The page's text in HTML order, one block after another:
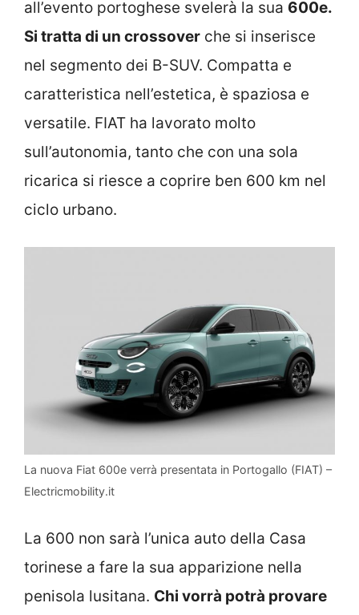
all’evento portoghese svelerà la sua 600e.
Si tratta di un crossover che si inserisce
nel segmento dei B-SUV. Compatta e
caratteristica nell’estetica, è spaziosa e
versatile. FIAT ha lavorato molto
sull’autonomia, tanto che con una sola
ricarica si riesce a coprire ben 600 km nel
ciclo urbano.
La nuova Fiat 600e verrà presentata in Portogallo (FIAT) –
Electricmobility.it
La 600 non sarà l’unica auto della Casa
torinese a fare la sua apparizione nella
penisola lusitana. Chi vorrà potrà provare